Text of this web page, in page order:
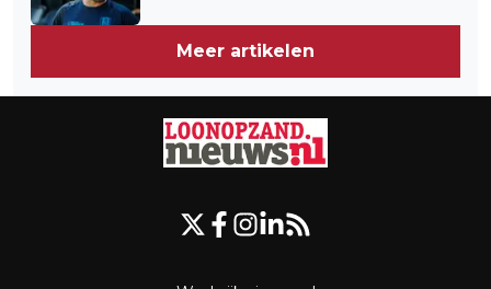
Meer artikelen